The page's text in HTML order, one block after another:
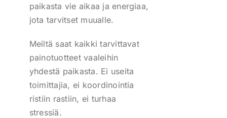
paikasta vie aikaa ja energiaa,
jota tarvitset muualle.
Meiltä saat kaikki tarvittavat
painotuotteet vaaleihin
yhdestä paikasta. Ei useita
toimittajia, ei koordinointia
ristiin rastiin, ei turhaa
stressiä.